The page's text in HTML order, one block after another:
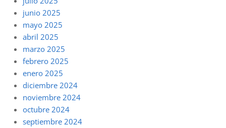
junio 2025
mayo 2025
abril 2025
marzo 2025
febrero 2025
enero 2025
diciembre 2024
noviembre 2024
octubre 2024
septiembre 2024